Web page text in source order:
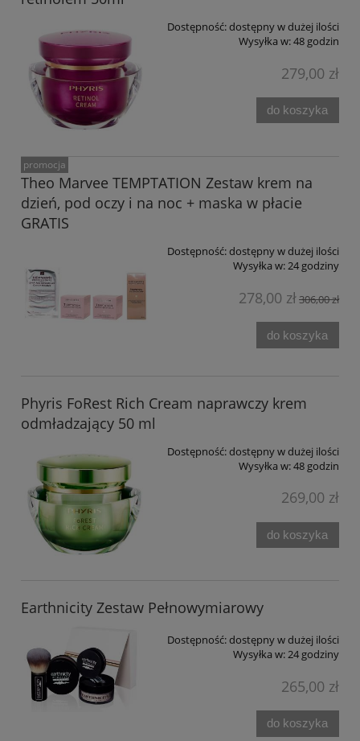
Dostępność:dostępny w dużej ilości
Wysyłka w:48 godzin
279,00 zł
do koszyka
Theo Marvee TEMPTATION Zestaw krem na
dzień, pod oczy i na noc + maska w płacie
GRATIS
Dostępność:dostępny w dużej ilości
Wysyłka w:24 godziny
278,00 zł306,00 zł
do koszyka
promocja
Phyris FoRest Rich Cream naprawczy krem
odmładzający 50 ml
Dostępność:dostępny w dużej ilości
Wysyłka w:48 godzin
269,00 zł
do koszyka
Earthnicity Zestaw Pełnowymiarowy
Dostępność:dostępny w dużej ilości
Wysyłka w:24 godziny
265,00 zł
do koszyka